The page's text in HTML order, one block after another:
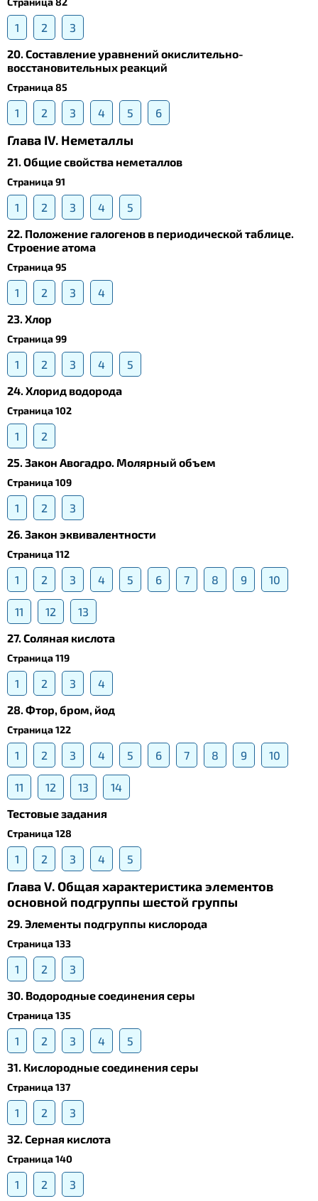
1 2
3
20. Составление уравнений окислительно-
восстановительных реакций
Страница 85
1 2 3 4 5 6
Глава IV. Неметаллы
21. Общие свойства неметаллов
Страница 91
1 2 3 4
5
22. Положение галогенов в периодической таблице.
Строение атома
Страница 95
1 2 3
4
23. Хлор
Страница 99
1 2 3 4
5
24. Хлорид водорода
Страница 102
1
2
25. Закон Авогадро. Молярный объем
Страница 109
1 2
3
26. Закон эквивалентности
Страница 112
1 2 3 4 5 6 7 8 9 10
11 12
13
27. Соляная кислота
Страница 119
1 2 3
4
28. Фтор, бром, йод
Страница 122
1 2 3 4 5 6 7 8 9 10
11 12 13
14
Тестовые задания
Страница 128
1 2 3 4 5
Глава V. Общая характеристика элементов
основной подгруппы шестой группы
29. Элементы подгруппы кислорода
Страница 133
1 2
3
30. Водородные соединения серы
Страница 135
1 2 3 4
5
31. Кислородные соединения серы
Страница 137
1 2
3
32. Серная кислота
Страница 140
1 2
3